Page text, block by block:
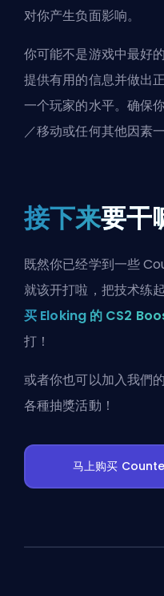
对你产生负面影响。
你可能不是游戏中最好
提供有用的信息并做出
一个玩家的水平。确保
／移动或任何其他因素一
接下来要干
既然你已经学到一些
就该开打啦，把技术练
买 Eloking 的 CS2
打！
或者你也可以加入我們
各種抽獎活動！
马上购买